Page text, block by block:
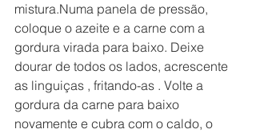
mistura.Numa panela de pressão,
coloque o azeite e a carne com a
gordura virada para baixo. Deixe
dourar de todos os lados, acrescente
as linguiças , fritando-as . Volte a
gordura da carne para baixo
novamente e cubra com o caldo, o